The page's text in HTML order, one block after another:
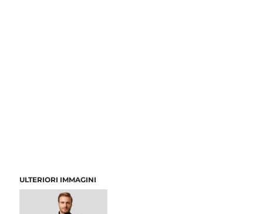
ULTERIORI IMMAGINI